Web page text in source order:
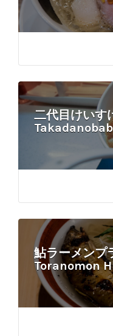
二代目けい
鮎ラーメンプ
Toranomon